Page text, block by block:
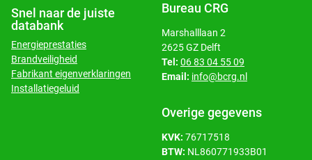
Snel naar de juiste
databank
Energieprestaties
Brandveiligheid
Fabrikant eigenverklaringen
Installatiegeluid
Bureau CRG
Marshalllaan 2
2625 GZ Delft
Tel: 06 83 04 55 09
Email: info@bcrg.nl
Overige gegevens
KVK: 76717518
BTW: NL860771933B01